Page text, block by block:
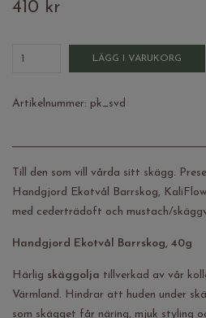
410 kr
LÄGG I VARUKORG
Artikelnummer: pk_svd
Till den som vill vårda sitt skägg.
Handgjord Ekotvål Barrskog,
med cederträdoft och mustach/
Handgjord Ekotvål Barrskog, 40g
Härlig skäggolja tillverkad av vår
Värmland. Hindrar att huden under
som skägget får näring, mjuk styling